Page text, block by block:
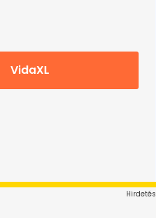
VidaXL
Hirdetés